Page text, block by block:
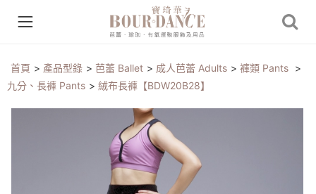
首頁 > 產品型錄 > 芭蕾 Ballet > 成人芭蕾 Adults > 褲類 Pants >
九分、長褲 Pants > 絨布長褲【BDW20B28】